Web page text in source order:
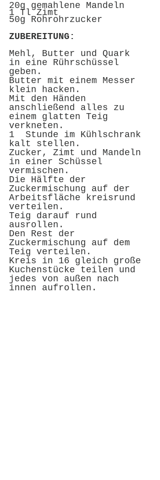
20g gemahlene Mandeln
1 Tl Zimt
50g Rohrohrzucker
ZUBEREITUNG:
Mehl, Butter und Quark
in eine Rührschüssel
geben.
Butter mit einem Messer
klein hacken.
Mit den Händen
anschließend alles zu
einem glatten Teig
verkneten.
1  Stunde im Kühlschrank
kalt stellen.
Zucker, Zimt und Mandeln
in einer Schüssel
vermischen.
Die Hälfte der
Zuckermischung auf der
Arbeitsfläche kreisrund
verteilen.
Teig darauf rund
ausrollen.
Den Rest der
Zuckermischung auf dem
Teig verteilen.
Kreis in 16 gleich große
Kuchenstücke teilen und
jedes von außen nach
innen aufrollen.